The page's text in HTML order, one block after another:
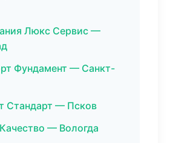
Люкс Сервис —
Фундамент — Санкт-
Стандарт — Псков
— Вологда